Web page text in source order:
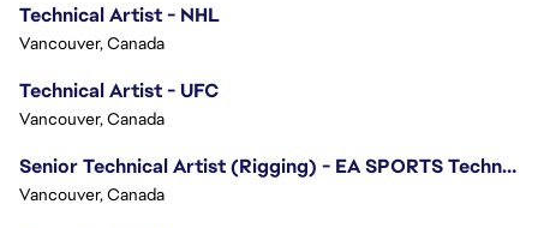
Technical Artist - NHL
Vancouver, Canada
Technical Artist - UFC
Vancouver, Canada
Senior Technical Artist (Rigging) - EA SPORTS Technology
Vancouver, Canada